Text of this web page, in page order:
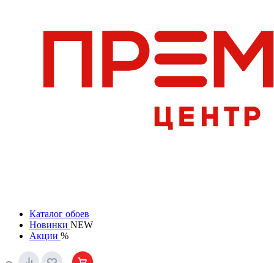
Каталог обоев
Новинки NEW
Акции %